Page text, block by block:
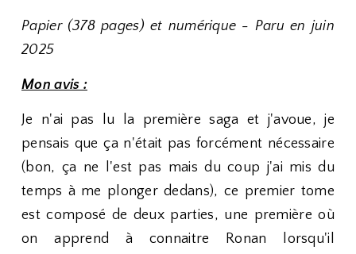
Papier (378 pages) et numérique - Paru en juin
2025
Mon avis :
Je n'ai pas lu la première saga et j'avoue, je
pensais que ça n'était pas forcément nécessaire
(bon, ça ne l'est pas mais du coup j'ai mis du
temps à me plonger dedans), ce premier tome
est composé de deux parties, une première où
on apprend à connaitre Ronan lorsqu'il